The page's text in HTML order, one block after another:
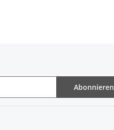
Abonnieren